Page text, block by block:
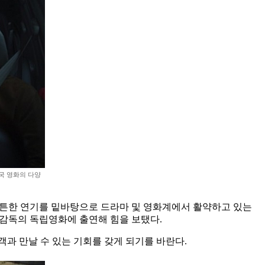
영화의 다양
한 연기를 밑바탕으로 드라마 및 영화계에서 활약하고 있는
독의 독립영화에 출연해 힘을 보탰다.
과 만날 수 있는 기회를 갖게 되기를 바란다.